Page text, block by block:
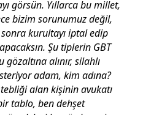
görsün. Yıllarca bu millet,
bizim sorunumuz değil,
kurultayı iptal edip
Şu tiplerin GBT
alınır, silahlı
adam, kim adına?
alan kişinin avukatı
tablo, ben dehşet